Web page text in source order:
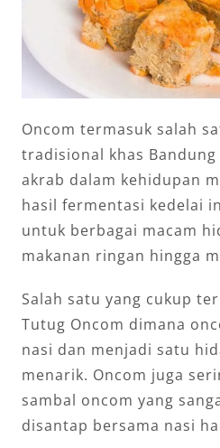
Oncom termasuk salah
tradisional khas
akrab dalam kehidupan
hasil fermentasi kedelai
untuk berbagai macam
makanan ringan hingga
Salah satu yang cukup
Tutug Oncom dimana
nasi dan menjadi satu
menarik. Oncom juga
sambal oncom yang
disantap bersama nasi